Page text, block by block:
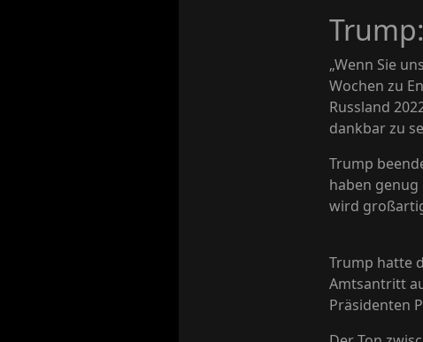
„Wenn Sie
Wochen zu
Russland
dankbar zu
Trump
haben genug
wird
Trump hatte
Amtsantritt
Präsidenten